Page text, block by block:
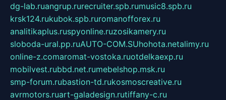
dg-lab.ruangrup.rurecruiter.spb.rumusic8.spb.ru
krsk124.rukubok.spb.ruromanofforex.ru
analitikaplus.ruspyonline.ruzosikamery.ru
sloboda-ural.pp.ruAUTO-COM.SUhohota.netalimy.ru
online-z.comaromat-vostoka.ruotdelkaexp.ru
mobilvest.rubbd.net.rumebelshop.msk.ru
smp-forum.rubastion-td.rukosmoscreative.ru
avrmotors.ruart-galadesign.rutiffany-c.ru